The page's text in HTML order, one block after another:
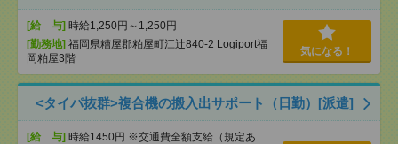
[給 与] 時給1,250円～1,250円
[勤務地] 福岡県糟屋郡粕屋町江辻840-2 Logiport福
岡粕屋3階
気になる！
<タイパ抜群>複合機の搬入出サポート（日勤）[派遣]
[給 与] 時給1450円 ※交通費全額支給（規定あ